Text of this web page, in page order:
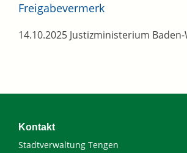
Freigabevermerk
14.10.2025 Justizministerium
Kontakt
Stadtverwaltung Tengen